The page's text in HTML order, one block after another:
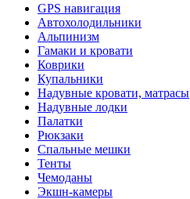
GPS навигация
Автохолодильники
Альпинизм
Гамаки и кровати
Коврики
Купальники
Надувные кровати, матрасы
Надувные лодки
Палатки
Рюкзаки
Спальные мешки
Тенты
Чемоданы
Экшн-камеры